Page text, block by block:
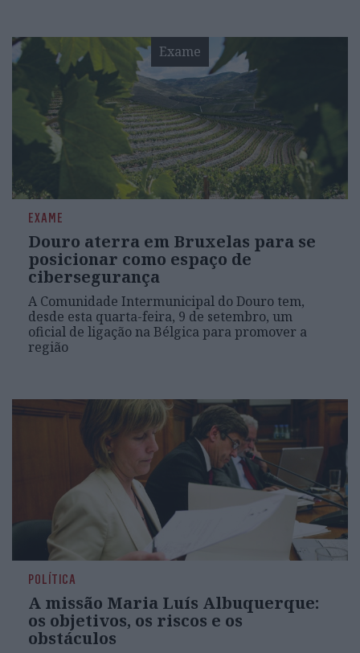
Exame
EXAME
Douro aterra em Bruxelas para se
posicionar como espaço de
cibersegurança
A Comunidade Intermunicipal do Douro tem,
desde esta quarta-feira, 9 de setembro, um
oficial de ligação na Bélgica para promover a
região
POLÍTICA
A missão Maria Luís Albuquerque:
os objetivos, os riscos e os
obstáculos